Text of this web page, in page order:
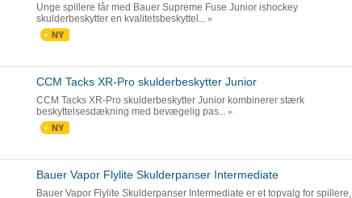
Unge spillere får med Bauer Supreme Fuse Junior ishockey
skulderbeskytter en kvalitetsbeskyttel...
NY
CCM Tacks XR-Pro skulderbeskytter Junior
CCM Tacks XR-Pro skulderbeskytter Junior kombinerer stærk
beskyttelsesdækning med bevægelig pas...
NY
Bauer Vapor Flylite Skulderpanser Intermediate
Bauer Vapor Flylite Skulderpanser Intermediate er et topvalg for spillere,